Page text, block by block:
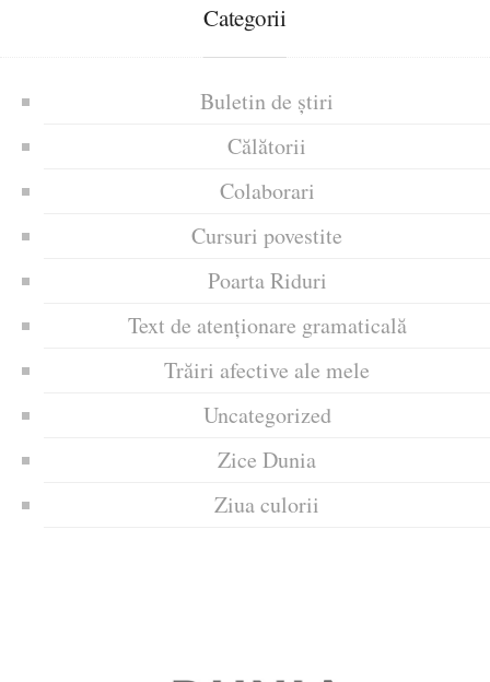
Categorii
Buletin de știri
Călătorii
Colaborari
Cursuri povestite
Poarta Riduri
Text de atenționare gramaticală
Trăiri afective ale mele
Uncategorized
Zice Dunia
Ziua culorii